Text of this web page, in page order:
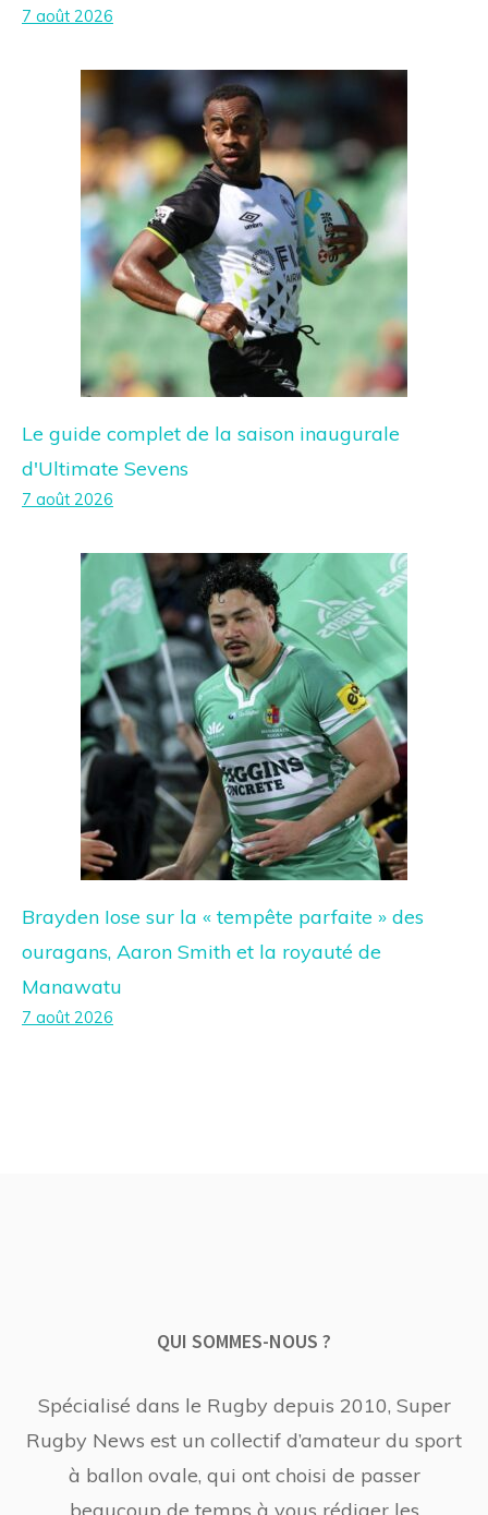
7 août 2026
Le guide complet de la saison inaugurale
d'Ultimate Sevens
7 août 2026
Brayden Iose sur la « tempête parfaite » des
ouragans, Aaron Smith et la royauté de
Manawatu
7 août 2026
QUI SOMMES-NOUS ?
Spécialisé dans le Rugby depuis 2010, Super
Rugby News est un collectif d’amateur du sport
à ballon ovale, qui ont choisi de passer